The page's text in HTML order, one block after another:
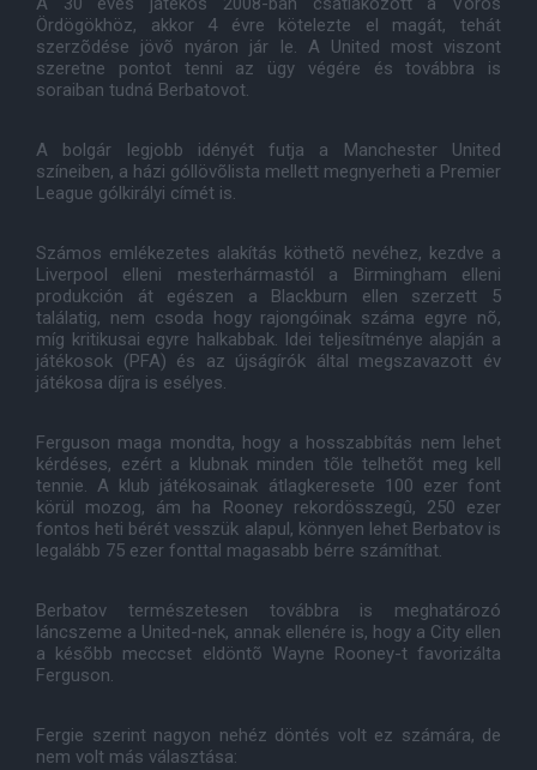
Ördögökhöz, akkor 4 évre kötelezte el magát, tehát
szerzõdése jövõ nyáron jár le. A United most viszont
szeretne pontot tenni az ügy végére és továbbra is
soraiban tudná Berbatovot.
A bolgár legjobb idényét futja a Manchester United
színeiben, a házi góllövõlista mellett megnyerheti a Premier
League gólkirályi címét is.
Számos emlékezetes alakítás köthetõ nevéhez, kezdve a
Liverpool elleni mesterhármastól a Birmingham elleni
produkción át egészen a Blackburn ellen szerzett 5
találatig, nem csoda hogy rajongóinak száma egyre nõ,
míg kritikusai egyre halkabbak. Idei teljesítménye alapján a
játékosok (PFA) és az újságírók által megszavazott év
játékosa díjra is esélyes.
Ferguson maga mondta, hogy a hosszabbítás nem lehet
kérdéses, ezért a klubnak minden tõle telhetõt meg kell
tennie. A klub játékosainak átlagkeresete 100 ezer font
körül mozog, ám ha Rooney rekordösszegû, 250 ezer
fontos heti bérét vesszük alapul, könnyen lehet Berbatov is
legalább 75 ezer fonttal magasabb bérre számíthat.
Berbatov természetesen továbbra is meghatározó
láncszeme a United-nek, annak ellenére is, hogy a City ellen
a késõbb meccset eldöntõ Wayne Rooney-t favorizálta
Ferguson.
Fergie szerint nagyon nehéz döntés volt ez számára, de
nem volt más választása: